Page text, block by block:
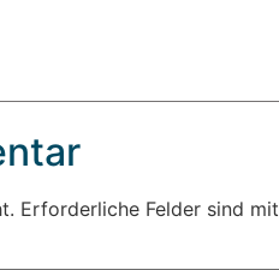
Erforderliche Felder sind mit